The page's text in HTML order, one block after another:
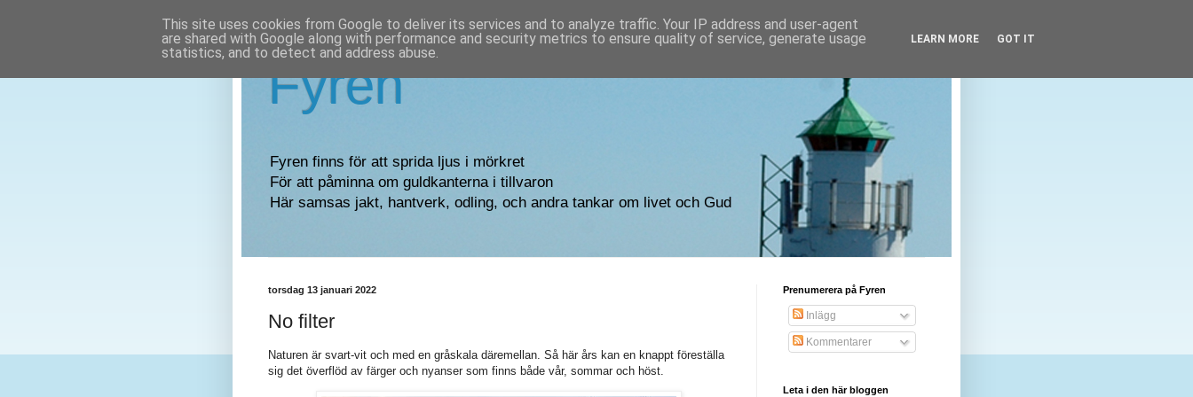
Fyren
Fyren finns för att sprida ljus i mörkret
För att påminna om guldkanterna i tillvaron
Här samsas jakt, hantverk, odling, och andra tankar om livet och Gud
torsdag 13 januari 2022
No filter
Naturen är svart-vit och med en gråskala däremellan. Så här års kan en knappt föreställa
sig det överflöd av färger och nyanser som finns både vår, sommar och höst.
Prenumerera på Fyren
Inlägg
Kommentarer
Leta i den här bloggen
This site uses cookies from Google to deliver its services and to analyze traffic. Your IP address and user-agent
are shared with Google along with performance and security metrics to ensure quality of service, generate usage
statistics, and to detect and address abuse.
LEARN MORE GOT IT